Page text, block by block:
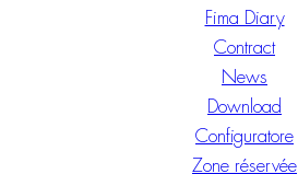
Fima Diary
Contract
News
Download
Configuratore
Zone réservée